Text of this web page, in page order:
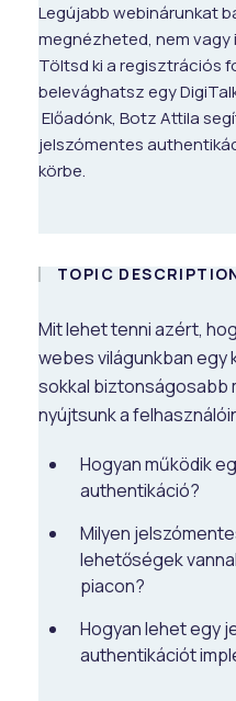
Legújabb webinárunkat
megnézheted, nem
Töltsd ki a regisztrációs
belevághatsz egy
Előadónk, Botz Attila
jelszómentes
körbe.
TOPIC
Mit lehet tenni azért,
webes világunkban egy
sokkal biztonságosabb
nyújtsunk a
Hogyan működik
authentikáció?
Milyen
lehetőségek
piacon?
Hogyan lehet egy
authentikációt